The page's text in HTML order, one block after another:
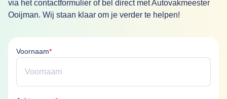
via het contactformulier of bel direct met Autovakmeester
Ooijman. Wij staan klaar om je verder te helpen!
Voornaam*Voornaam is verplicht